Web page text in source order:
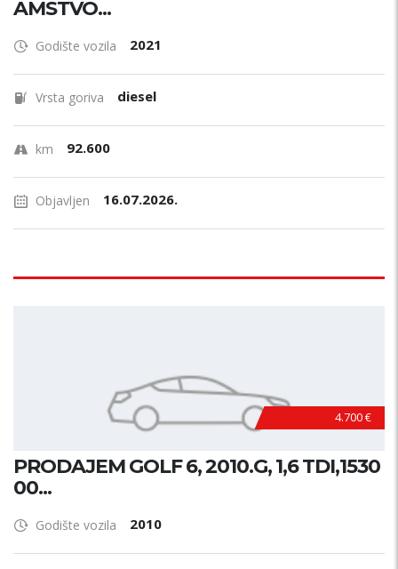
AMSTVO...
Godište vozila 2021
Vrsta goriva diesel
km 92.600
Objavljen 16.07.2026.
4.700 €
PRODAJEM GOLF 6, 2010.G, 1,6 TDI,1530
00...
Godište vozila 2010